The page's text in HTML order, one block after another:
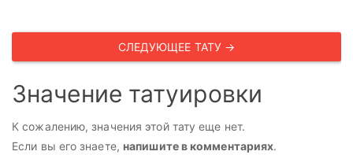
СЛЕДУЮЩЕЕ ТАТУ →
Значение татуировки
К сожалению, значения этой тату еще нет.
Если вы его знаете, напишите в комментариях.